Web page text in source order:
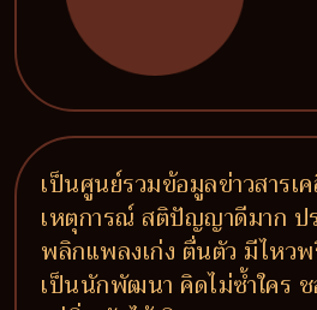
เป็นศูนย์รวมข้อมูลข่าวสาร
เหตุการณ์ สติปัญญาดีมาก ป
พลิกแพลงเก่ง ตื่นตัว มีไหว
เป็นนักพัฒนา คิดไม่ซ้ำใคร